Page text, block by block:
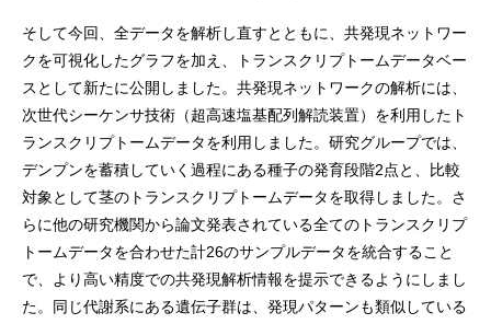
そして今回、全データを解析し直すとともに、共発現ネットワー
クを可視化したグラフを加え、トランスクリプトームデータベー
スとして新たに公開しました。共発現ネットワークの解析には、
次世代シーケンサ技術（超高速塩基配列解読装置）を利用したト
ランスクリプトームデータを利用しました。研究グループでは、
デンプンを蓄積していく過程にある種子の発育段階2点と、比較
対象として茎のトランスクリプトームデータを取得しました。さ
らに他の研究機関から論文発表されている全てのトランスクリプ
トームデータを合わせた計26のサンプルデータを統合すること
で、より高い精度での共発現解析情報を提示できるようにしまし
た。同じ代謝系にある遺伝子群は、発現パターンも類似している